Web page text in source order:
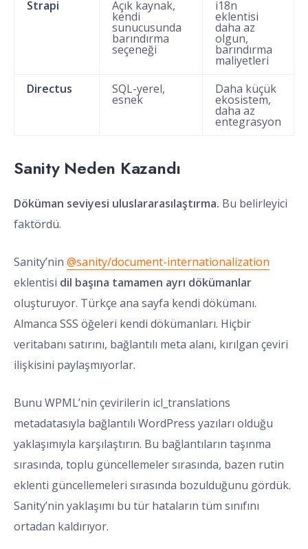
Strapi
Açık kaynak,
kendi
sunucusunda
barındırma
seçeneği
i18n
eklentisi
daha az
olgun,
barındırma
maliyetleri
Directus
SQL-yerel,
esnek
Daha küçük
ekosistem,
daha az
entegrasyon
Sanity Neden Kazandı
Döküman seviyesi uluslararasılaştırma. Bu belirleyici
faktördü.
Sanity’nin @sanity/document-internationalization
eklentisi dil başına tamamen ayrı dökümanlar
oluşturuyor. Türkçe ana sayfa kendi dökümanı.
Almanca SSS öğeleri kendi dökümanları. Hiçbir
veritabanı satırını, bağlantılı meta alanı, kırılgan çeviri
ilişkisini paylaşmıyorlar.
Bunu WPML’nin çevirilerin icl_translations
metadatasıyla bağlantılı WordPress yazıları olduğu
yaklaşımıyla karşılaştırın. Bu bağlantıların taşınma
sırasında, toplu güncellemeler sırasında, bazen rutin
eklenti güncellemeleri sırasında bozulduğunu gördük.
Sanity’nin yaklaşımı bu tür hataların tüm sınıfını
ortadan kaldırıyor.